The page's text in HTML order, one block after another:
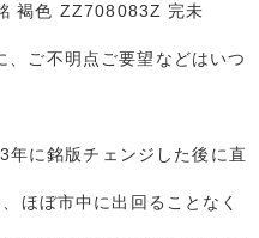
褐色 ZZ708083Z 完未
ご不明点ご要望などはいつ
年に銘版チェンジした後に直
ほぼ市中に出回ることなく